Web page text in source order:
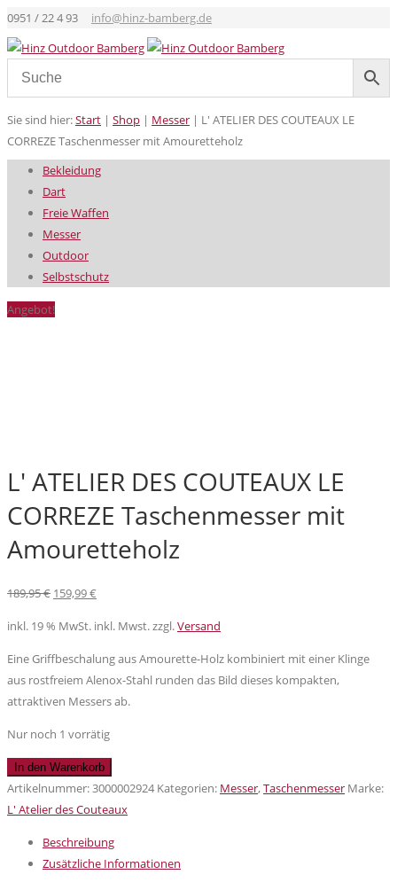
0951 / 22 4 93 info@hinz-bamberg.de
Sie sind hier:Start | Shop | Messer | L' ATELIER DES COUTEAUX LE
CORREZE Taschenmesser mit Amouretteholz
Bekleidung
Dart
Freie Waffen
Messer
Outdoor
Selbstschutz
Angebot!
L' ATELIER DES COUTEAUX LE
CORREZE Taschenmesser mit
Amouretteholz
189,95€ Ursprünglicher
war:
189,95 €
159,99€
ist:
159,99 €.
inkl. 19 % MwSt. inkl. Mwst. zzgl.Versand
Eine Griffbeschalung aus Amourette-Holz kombiniert mit einer Klinge
aus rostfreiem Alenox-Stahl runden das Bild dieses kompakten,
attraktiven Messers ab.
Nur noch 1 vorrätig
ATELIER
DES
CORREZE
In den Warenkorb
Artikelnummer:3000002924 Kategorien: Messer,Taschenmesser Marke:
L' Atelier des Couteaux
Beschreibung
Zusätzliche Informationen